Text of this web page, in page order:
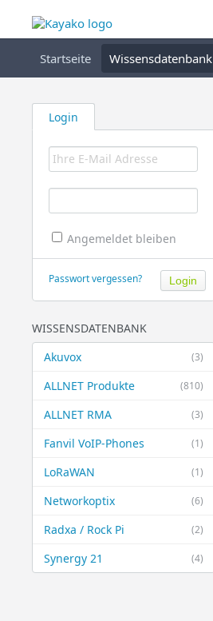
Startseite Wissensdatenbank
Login
Angemeldet bleiben
Passwort vergessen?
WISSENSDATENBANK
(3)
Akuvox
(810)
ALLNET Produkte
(3)
ALLNET RMA
(1)
Fanvil VoIP-Phones
(1)
LoRaWAN
(6)
Networkoptix
(2)
Radxa / Rock Pi
(4)
Synergy 21